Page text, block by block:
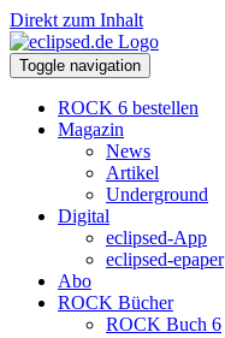
Direkt zum Inhalt
Toggle navigation
ROCK 6 bestellen
Magazin
News
Artikel
Underground
Digital
eclipsed-App
eclipsed-epaper
Abo
ROCK Bücher
ROCK Buch 6